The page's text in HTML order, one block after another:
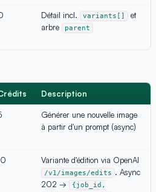
Détail incl. variants[]
et
arbre
parent
Description
Générer une nouvelle image
à partir d'un prompt (async)
Variante d'édition via OpenAI
/v1/images/edits . Async
202 →
{job_id,